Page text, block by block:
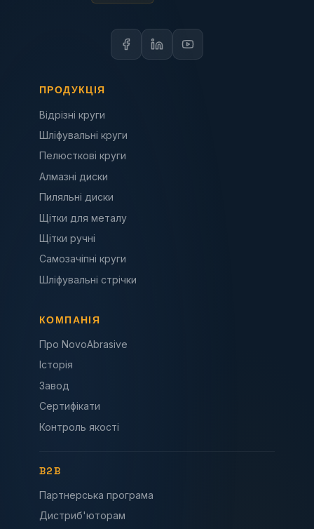
ПРОДУКЦІЯ
Відрізні круги
Шліфувальні круги
Пелюсткові круги
Алмазні диски
Пиляльні диски
Щітки для металу
Щітки ручні
Самозачіпні круги
Шліфувальні стрічки
КОМПАНІЯ
Про NovoAbrasive
Історія
Завод
Сертифікати
Контроль якості
B2B
Партнерська програма
Дистриб'юторам